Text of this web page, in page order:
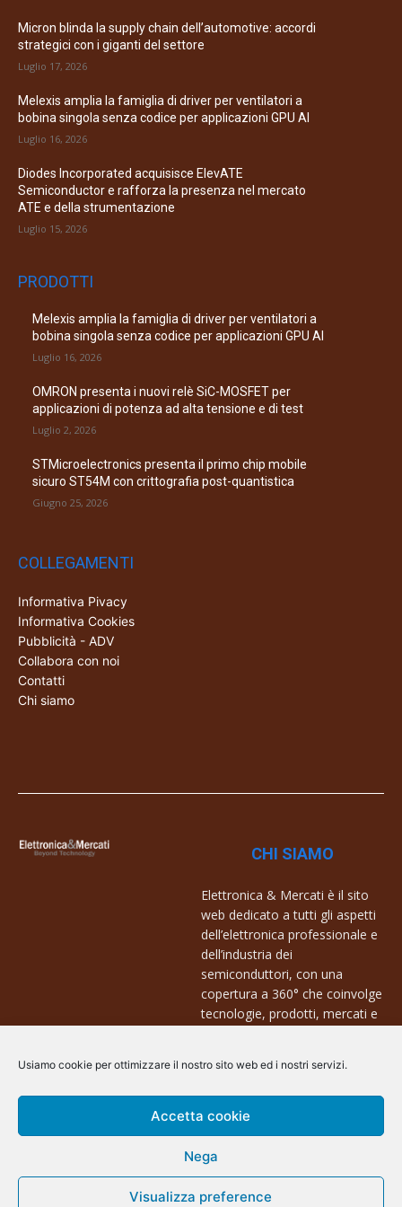
Usiamo cookie per ottimizzare il nostro sito web ed i nostri servizi.
Accetta cookie
Nega
Visualizza preference
Micron blinda la supply chain dell’automotive: accordi
strategici con i giganti del settore
Luglio 17, 2026
Melexis amplia la famiglia di driver per ventilatori a
bobina singola senza codice per applicazioni GPU AI
Luglio 16, 2026
Diodes Incorporated acquisisce ElevATE
Semiconductor e rafforza la presenza nel mercato
ATE e della strumentazione
Luglio 15, 2026
PRODOTTI
Melexis amplia la famiglia di driver per ventilatori a
bobina singola senza codice per applicazioni GPU AI
Luglio 16, 2026
OMRON presenta i nuovi relè SiC-MOSFET per
applicazioni di potenza ad alta tensione e di test
Luglio 2, 2026
STMicroelectronics presenta il primo chip mobile
sicuro ST54M con crittografia post-quantistica
Giugno 25, 2026
COLLEGAMENTI
Informativa Pivacy
Informativa Cookies
Pubblicità - ADV
Collabora con noi
Contatti
Chi siamo
CHI SIAMO
Elettronica & Mercati è il sito
web dedicato a tutti gli aspetti
dell’elettronica professionale e
dell’industria dei
semiconduttori, con una
copertura a 360° che coinvolge
tecnologie, prodotti, mercati e
Contatti:
info@arscommunication.it
@ArsCommunication 2023